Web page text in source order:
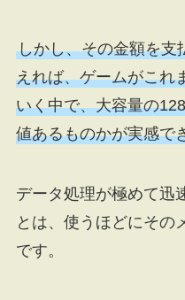
しかし、その金額を支
えれば、ゲームがこれ
いく中で、大容量の
値あるものかが実感で
データ処理が極めて迅
とは、使うほどにその
です。